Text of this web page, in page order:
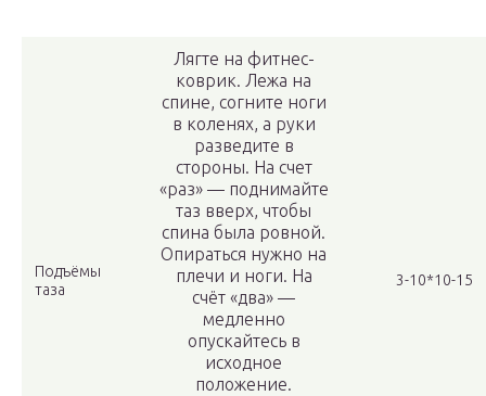
Подъёмы
таза
Лягте на фитнес-
коврик. Лежа на
спине, согните ноги
в коленях, а руки
разведите в
стороны. На счет
«раз» — поднимайте
таз вверх, чтобы
спина была ровной.
Опираться нужно на
плечи и ноги. На
счёт «два» —
медленно
опускайтесь в
исходное
положение.
3-10*10-15